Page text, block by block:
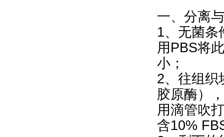
一、分离
1、无菌条
用PBS将
小；
2、往组织
胶原酶）
用滴管吹
含10%